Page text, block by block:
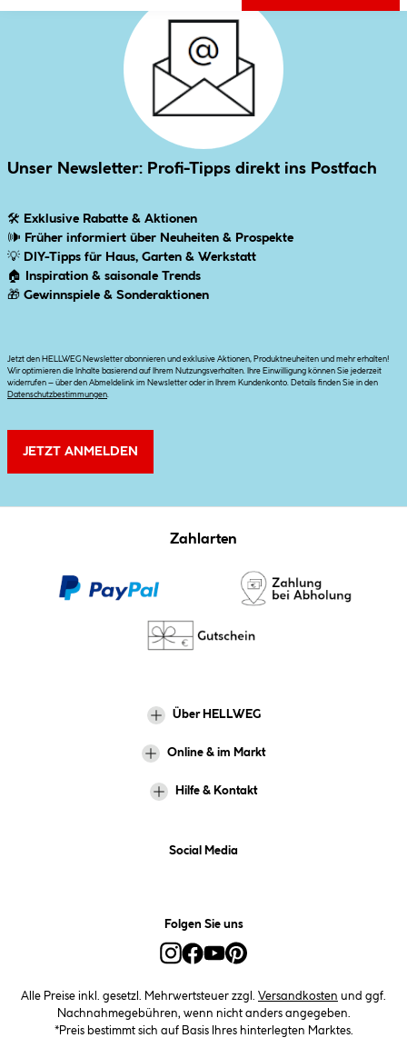
Unser Newsletter: Profi-Tipps direkt ins Postfach
🛠 Exklusive Rabatte & Aktionen
🕪 Früher informiert über Neuheiten & Prospekte
💡 DIY-Tipps für Haus, Garten & Werkstatt
🏠
Inspiration & saisonale Trends
🎁 Gewinnspiele & Sonderaktionen
Jetzt den HELLWEG Newsletter abonnieren und exklusive Aktionen, Produktneuheiten und mehr erhalten!
Wir optimieren die Inhalte basierend auf Ihrem Nutzungsverhalten. Ihre Einwilligung können Sie jederzeit
widerrufen – über den Abmeldelink im Newsletter oder in Ihrem Kundenkonto. Details finden Sie in den
Datenschutzbestimmungen
JETZT ANMELDEN
Zahlarten
Über HELLWEG
Online & im Markt
Hilfe & Kontakt
Social Media
Folgen Sie uns
Alle Preise inkl. gesetzl. Mehrwertsteuer zzgl. Versandkosten und ggf.
Nachnahmegebühren, wenn nicht anders angegeben.
*Preis bestimmt sich auf Basis Ihres hinterlegten Marktes.